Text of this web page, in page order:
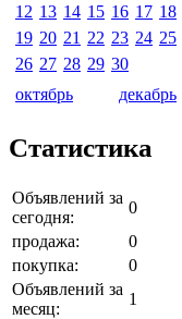
12 13 14 15 16 17 18
19 20 21 22 23 24 25
26 27 28 29 30
октябрь
декабрь
Статистика
Объявлений за
сегодня:
0
продажа:
0
покупка:
0
Объявлений за
месяц:
1